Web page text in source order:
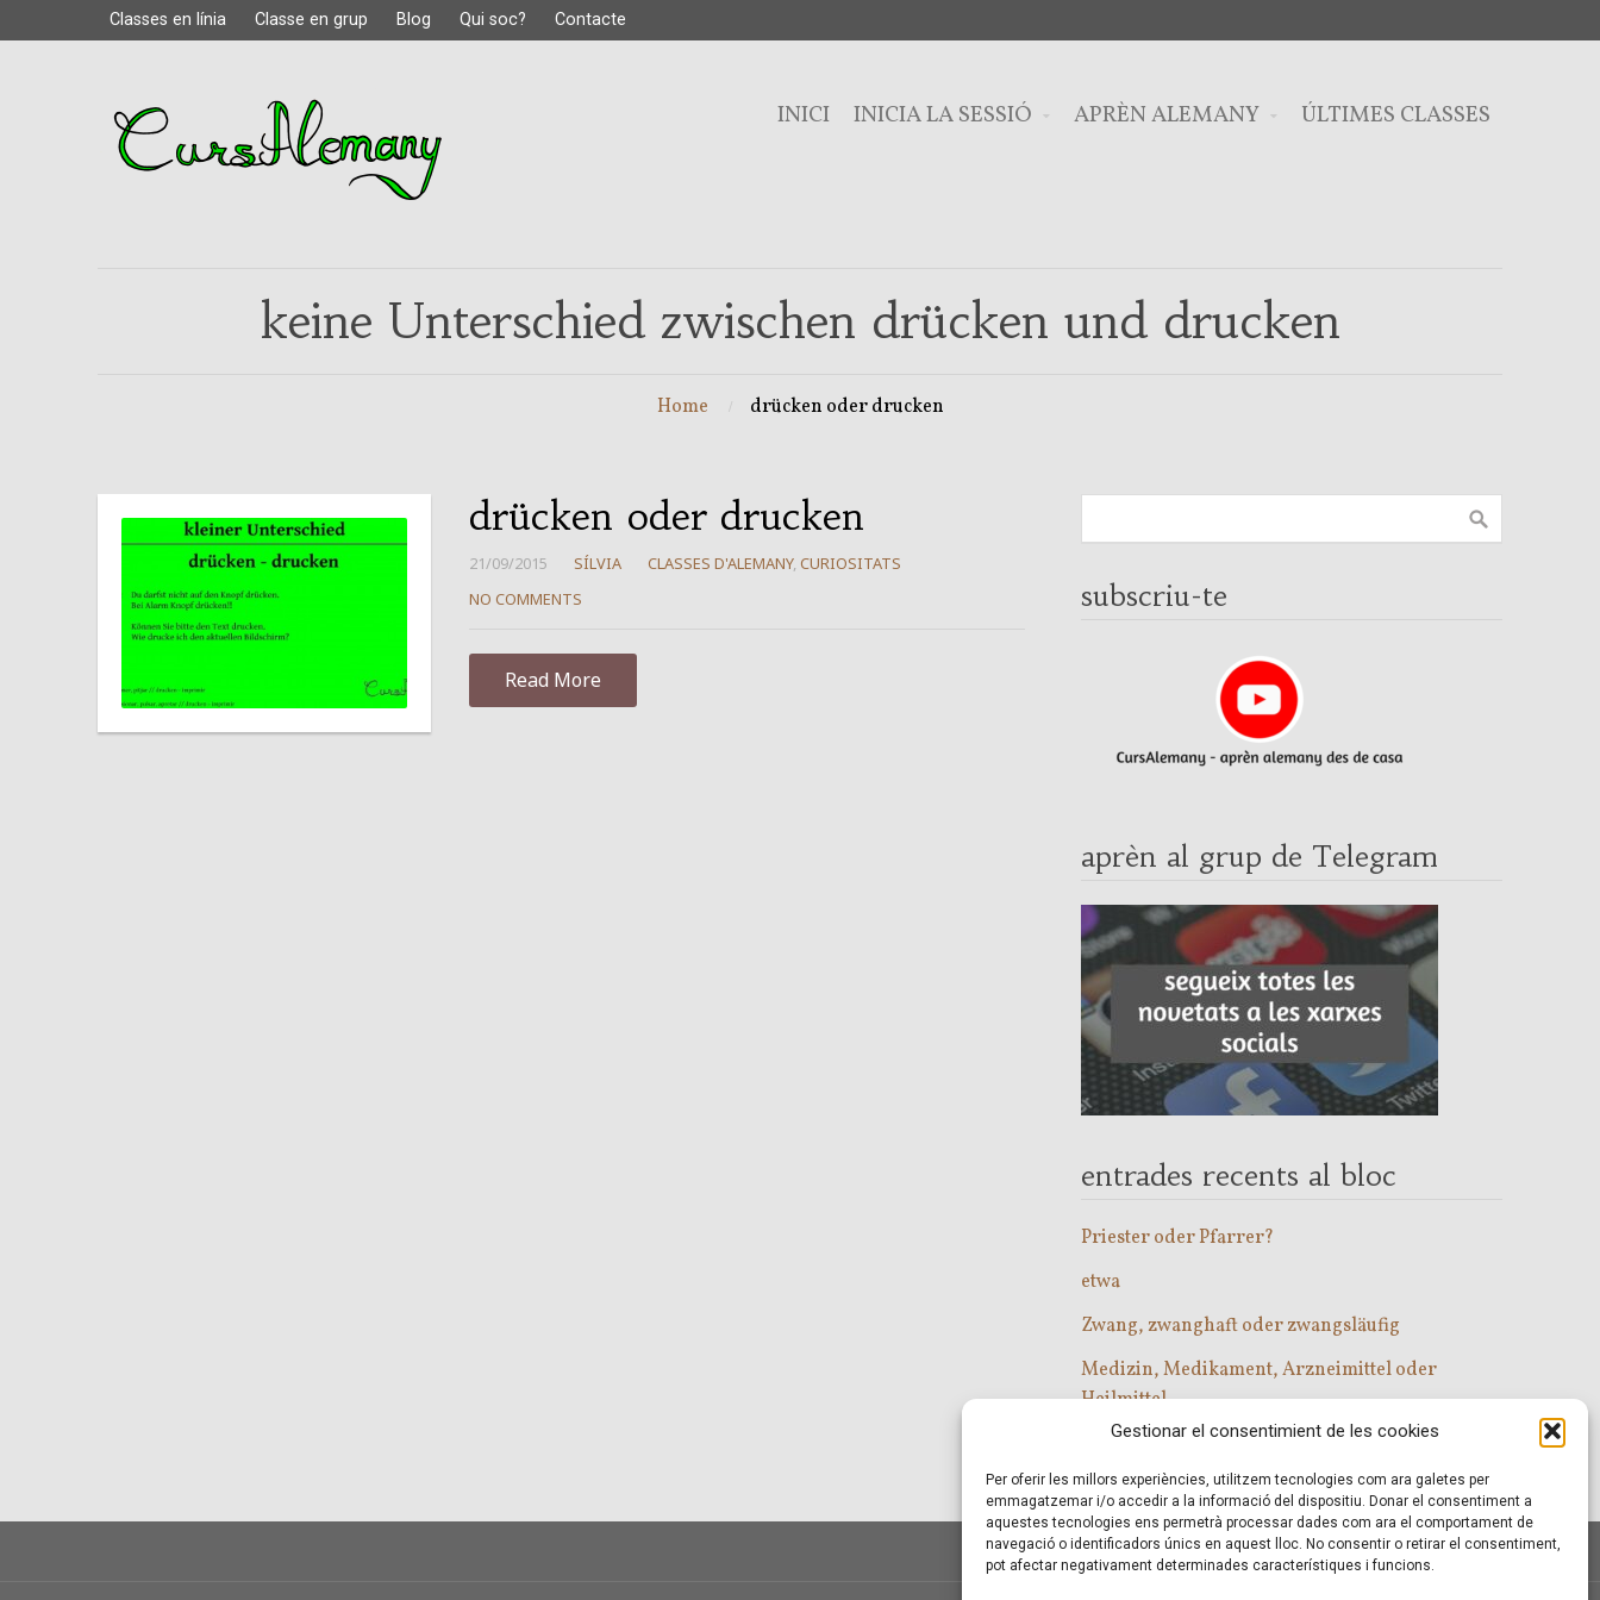
Gestionar el consentimient de les cookies
Per oferir les millors experiències, utilitzem tecnologies com ara galetes per
emmagatzemar i/o accedir a la informació del dispositiu. Donar el consentiment a
aquestes tecnologies ens permetrà processar dades com ara el comportament de
navegació o identificadors únics en aquest lloc. No consentir o retirar el consentiment,
pot afectar negativament determinades característiques i funcions.
Classes en línia Classe en grup Blog Qui soc? Contacte
INICI INICIA LA SESSIÓ APRÈN ALEMANY ÚLTIMES CLASSES
keine Unterschied zwischen drücken und drucken
Home drücken oder drucken
drücken oder drucken
21/09/2015 SÍLVIA CLASSES D'ALEMANY, CURIOSITATS
NO COMMENTS
Read More
subscriu-te
aprèn al grup de Telegram
entrades recents al bloc
Priester oder Pfarrer?
etwa
Zwang, zwanghaft oder zwangsläufig
Medizin, Medikament, Arzneimittel oder
Heilmittel
Com entrar a les classes d’alemany?